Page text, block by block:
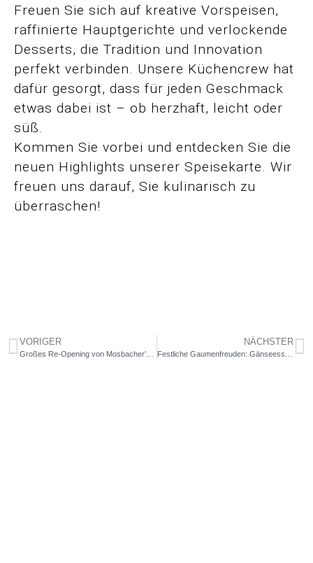
Freuen Sie sich auf kreative Vorspeisen,
raffinierte Hauptgerichte und verlockende
Desserts, die Tradition und Innovation
perfekt verbinden. Unsere Küchencrew hat
dafür gesorgt, dass für jeden Geschmack
etwas dabei ist – ob herzhaft, leicht oder
süß.
Kommen Sie vorbei und entdecken Sie die
neuen Highlights unserer Speisekarte. Wir
freuen uns darauf, Sie kulinarisch zu
überraschen!
VORIGER
Großes Re-Opening von Mosbacher’s im Oktober
NÄCHSTER
Festliche Gaumenfreuden: Gänseessen zur Adventszeit im Mosbacher’s